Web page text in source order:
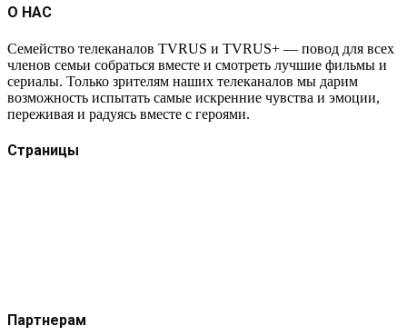
О НАС
Семейство телеканалов TVRUS и TVRUS+ — повод для всех
членов семьи собраться вместе и смотреть лучшие фильмы и
сериалы. Только зрителям наших телеканалов мы дарим
возможность испытать самые искренние чувства и эмоции,
переживая и радуясь вместе с героями.
Страницы
Партнерам